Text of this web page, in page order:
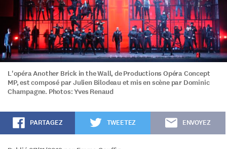
L'opéra Another Brick in the Wall, de Productions Opéra Concept
MP, est composé par Julien Bilodeau et mis en scène par Dominic
Champagne. Photos: Yves Renaud
PARTAGEZ TWEETEZ ENVOYEZ